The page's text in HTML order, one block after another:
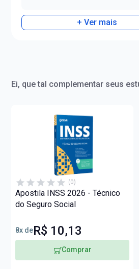
+ Ver mais
Ei, que tal complementar seus
(0)
Apostila INSS 2026 - Técnico
do Seguro Social
8x deR$ 10,13
Comprar